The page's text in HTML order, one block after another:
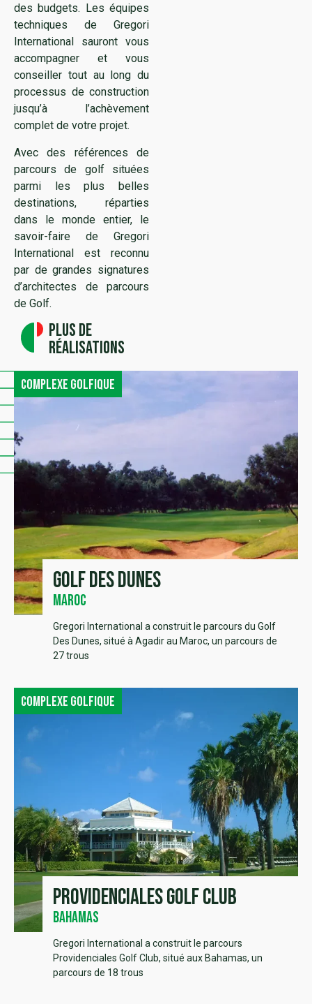
des budgets. Les équipes
techniques de Gregori
International sauront vous
accompagner et vous
conseiller tout au long du
processus de construction
jusqu’à l’achèvement
complet de votre projet.
Avec des références de
parcours de golf situées
parmi les plus belles
destinations, réparties
dans le monde entier, le
savoir-faire de Gregori
International est reconnu
par de grandes signatures
d’architectes de parcours
de Golf.
Plus de
réalisations
Complexe golfique
Golf des Dunes
Maroc
Gregori International a construit le parcours du Golf
Des Dunes, situé à Agadir au Maroc, un parcours de
27 trous
Complexe golfique
Providenciales Golf Club
Bahamas
Gregori International a construit le parcours
Providenciales Golf Club, situé aux Bahamas, un
parcours de 18 trous